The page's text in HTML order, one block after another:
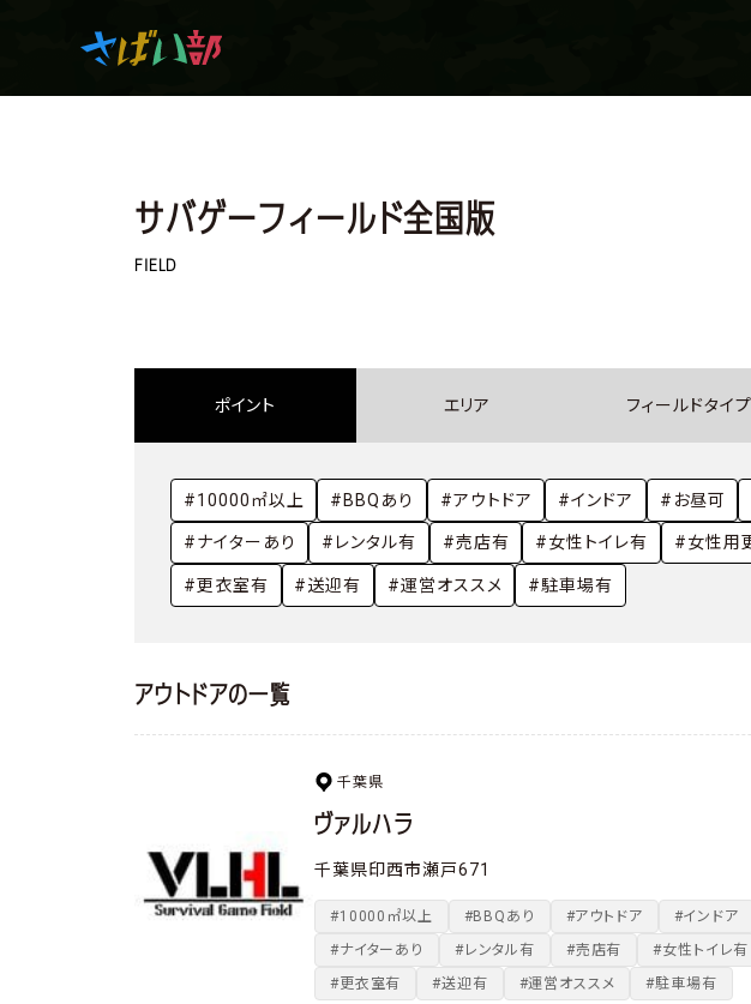
マンガ・アニメを観て
生き残れ！
サバイバルゲーム サバ
やってみた・行ってみた・
撃ってみた
サバゲーフィールド全国版
FIELD
ポイント エリア フィールドタイプ
#10000㎡以上 #BBQあり #アウトドア #インドア #お昼可
#ナイターあり #レンタル有 #売店有 #女性トイレ有 #女性用
#更衣室有 #送迎有 #運営オススメ #駐車場有
アウトドアの一覧
千葉県
ヴァルハラ
千葉県印西市瀬戸671
#10000㎡以上 #BBQあり #アウトドア #インドア
#ナイターあり
#レンタル有 #売店有 #女性トイレ有
#更衣室有
#送迎有 #運営オススメ #駐車場有